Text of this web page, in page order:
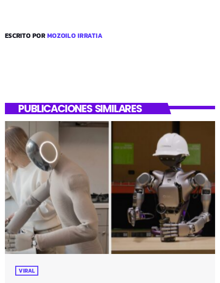
ESCRITO PORMOZOILO IRRATIA
PUBLICACIONES SIMILARES
VIRAL